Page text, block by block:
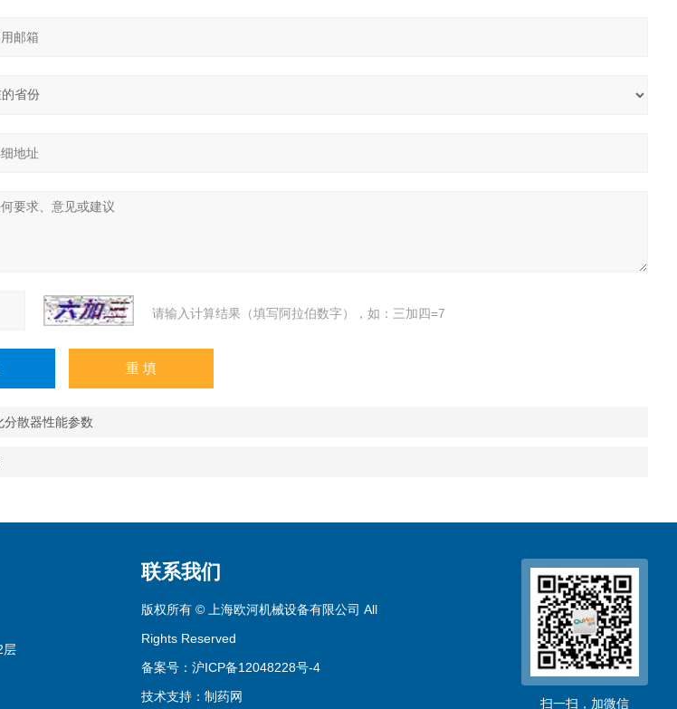
请输入计算结果（填写阿拉伯数字），如：三加四=7
散器性能参数
层
联系我们
版权所有 © 上海欧河机械设备有限公司 All
Rights Reserved
备案号：沪ICP备12048228号-4
技术支持： 制药网 扫一扫，加微信